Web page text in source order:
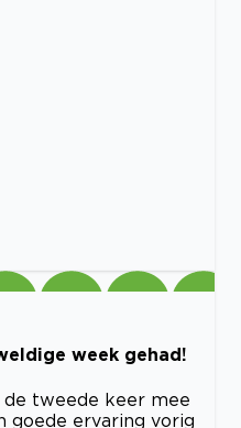
week gehad!
de tweede keer mee
goede ervaring vorig